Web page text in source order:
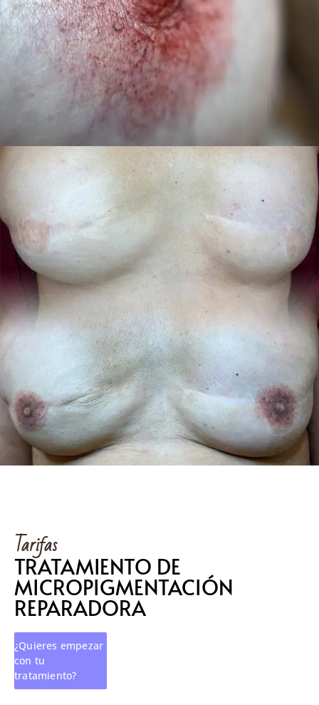
Tarifas
TRATAMIENTO DE
MICROPIGMENTACIÓN
REPARADORA
¿Quieres empezar
con tu
tratamiento?